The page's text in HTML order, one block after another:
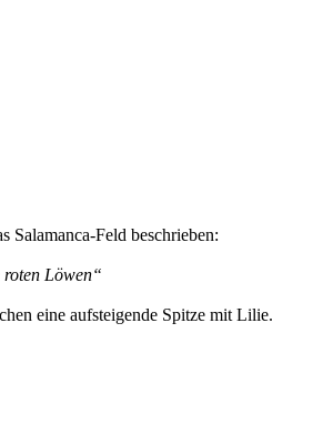
Salamanca-Feld beschrieben:
roten Löwen“
eine aufsteigende Spitze mit Lilie.